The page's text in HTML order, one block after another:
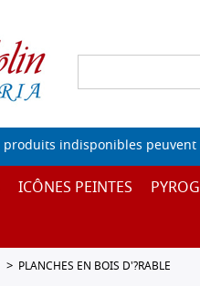
produits indisponibles
ICÔNES PEINTES
PLANCHES EN BOIS D'?RABLE